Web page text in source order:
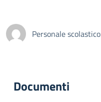
Personale scolastico
Documenti